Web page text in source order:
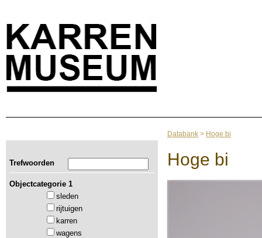
Trefwoorden
Objectcategorie 1
sleden
rijtuigen
karren
wagens
Databank > Hoge bi
Hoge bi